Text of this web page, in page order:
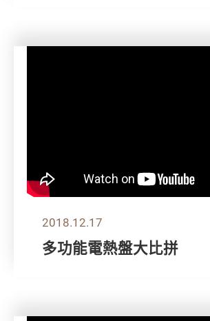
2018.12.17
多功能電熱盤大比拼